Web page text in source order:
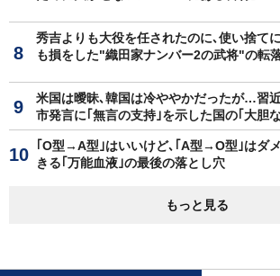
秀吉よりも大役を任されたのに､使い捨て
も損をした"織田家ナンバー2の武将"の転
米国は曖昧､韓国は冷ややかだったが…習
市発言に｢無言の支持｣を示した国の｢大胆
｢O型→A型｣はいいけど､｢A型→O型｣はダ
きる｢万能血液｣の最後の落とし穴
もっと見る